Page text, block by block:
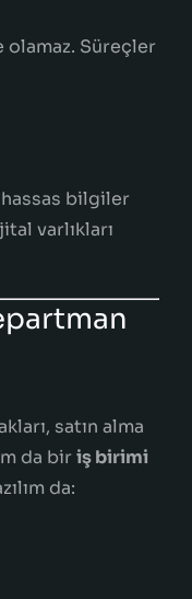
Süreçler
bilgiler
varlıkları
satın alma
da bir iş birimi
da: